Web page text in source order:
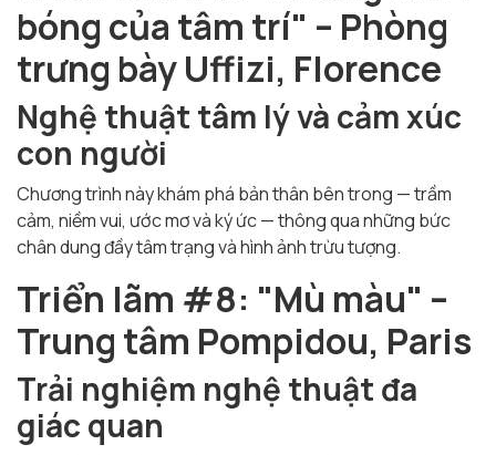
bóng của tâm trí" – Phòng
trưng bày Uffizi, Florence
Nghệ thuật tâm lý và cảm xúc
con người
Chương trình này khám phá bản thân bên trong — trầm
cảm, niềm vui, ước mơ và ký ức — thông qua những bức
chân dung đầy tâm trạng và hình ảnh trừu tượng.
Triển lãm #8: "Mù màu" –
Trung tâm Pompidou, Paris
Trải nghiệm nghệ thuật đa
giác quan